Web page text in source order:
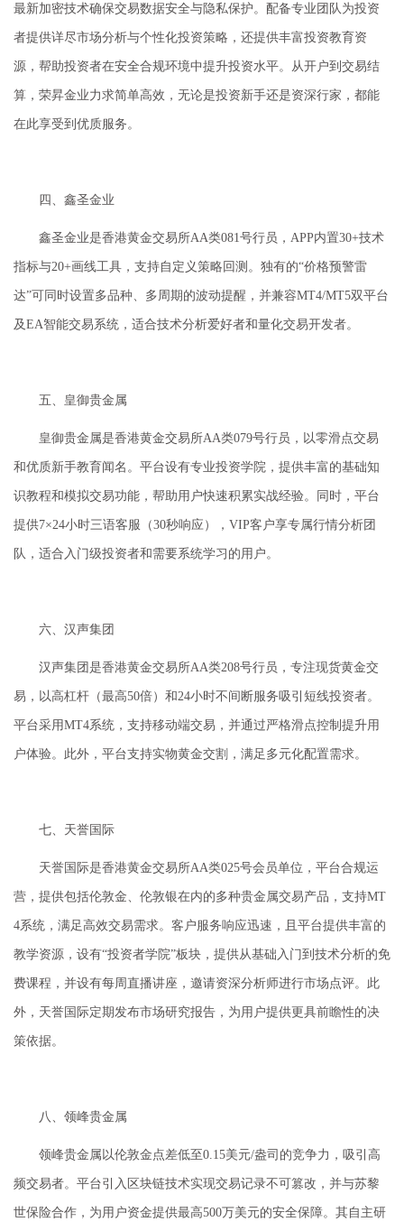
最新加密技术确保交易数据安全与隐私保护。配备专业团队为投资
者提供详尽市场分析与个性化投资策略，还提供丰富投资教育资
源，帮助投资者在安全合规环境中提升投资水平。从开户到交易结
算，荣昇金业力求简单高效，无论是投资新手还是资深行家，都能
在此享受到优质服务。
四、鑫圣金业
鑫圣金业是香港黄金交易所AA类081号行员，APP内置30+技术
指标与20+画线工具，支持自定义策略回测。独有的“价格预警雷
达”可同时设置多品种、多周期的波动提醒，并兼容MT4/MT5双平台
及EA智能交易系统，适合技术分析爱好者和量化交易开发者。
五、皇御贵金属
皇御贵金属是香港黄金交易所AA类079号行员，以零滑点交易
和优质新手教育闻名。平台设有专业投资学院，提供丰富的基础知
识教程和模拟交易功能，帮助用户快速积累实战经验。同时，平台
提供7×24小时三语客服（30秒响应），VIP客户享专属行情分析团
队，适合入门级投资者和需要系统学习的用户。
六、汉声集团
汉声集团是香港黄金交易所AA类208号行员，专注现货黄金交
易，以高杠杆（最高50倍）和24小时不间断服务吸引短线投资者。
平台采用MT4系统，支持移动端交易，并通过严格滑点控制提升用
户体验。此外，平台支持实物黄金交割，满足多元化配置需求。
七、天誉国际
天誉国际是香港黄金交易所AA类025号会员单位，平台合规运
营，提供包括伦敦金、伦敦银在内的多种贵金属交易产品，支持MT
4系统，满足高效交易需求。客户服务响应迅速，且平台提供丰富的
教学资源，设有“投资者学院”板块，提供从基础入门到技术分析的免
费课程，并设有每周直播讲座，邀请资深分析师进行市场点评。此
外，天誉国际定期发布市场研究报告，为用户提供更具前瞻性的决
策依据。
八、领峰贵金属
领峰贵金属以伦敦金点差低至0.15美元/盎司的竞争力，吸引高
频交易者。平台引入区块链技术实现交易记录不可篡改，并与苏黎
世保险合作，为用户资金提供最高500万美元的安全保障。其自主研